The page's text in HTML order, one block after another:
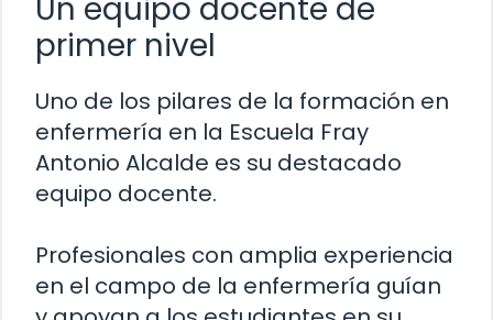
Un equipo docente de
primer nivel
Uno de los pilares de la formación en
enfermería en la Escuela Fray
Antonio Alcalde es su destacado
equipo docente.
Profesionales con amplia experiencia
en el campo de la enfermería guían